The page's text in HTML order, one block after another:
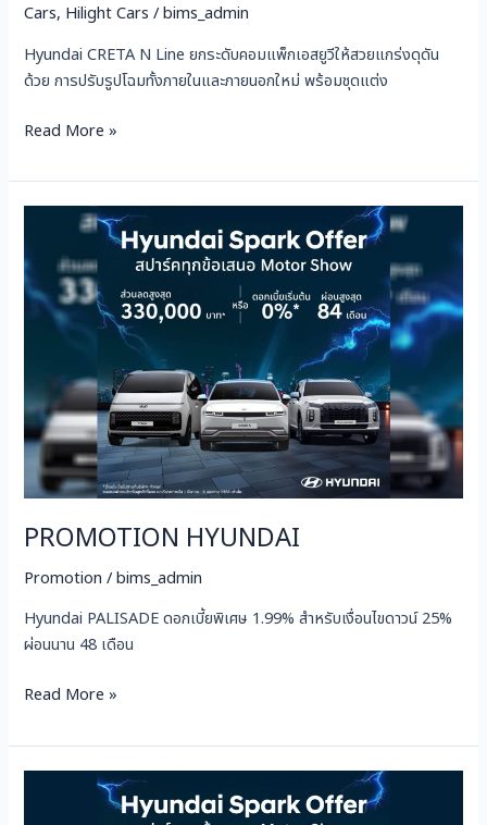
Cars, Hilight Cars /bims_admin
Hyundai CRETA N Line ยกระดับคอมแพ็กเอสยูวีให้สวยแกร่งดุดัน
ด้วย การปรับรูปโฉมทั้งภายในและภายนอกใหม่ พร้อมชุดแต่ง
ทุก
สไตล์
Read More »
PROMOTION HYUNDAI
Promotion /bims_admin
Hyundai PALISADE ดอกเบี้ยพิเศษ 1.99% สำหรับเงื่อนไขดาวน์ 25%
ผ่อนนาน 48 เดือน
PROMOTION
HYUNDAI
Read More »